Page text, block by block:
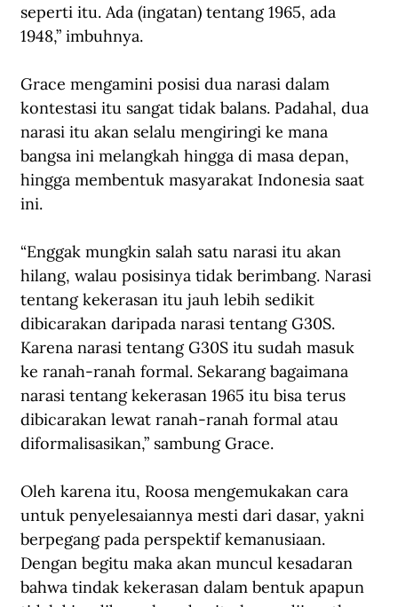
seperti itu. Ada (ingatan) tentang 1965, ada
1948,” imbuhnya.
Grace mengamini posisi dua narasi dalam
kontestasi itu sangat tidak balans. Padahal, dua
narasi itu akan selalu mengiringi ke mana
bangsa ini melangkah hingga di masa depan,
hingga membentuk masyarakat Indonesia saat
ini.
“Enggak mungkin salah satu narasi itu akan
hilang, walau posisinya tidak berimbang. Narasi
tentang kekerasan itu jauh lebih sedikit
dibicarakan daripada narasi tentang G30S.
Karena narasi tentang G30S itu sudah masuk
ke ranah-ranah formal. Sekarang bagaimana
narasi tentang kekerasan 1965 itu bisa terus
dibicarakan lewat ranah-ranah formal atau
diformalisasikan,” sambung Grace.
Oleh karena itu, Roosa mengemukakan cara
untuk penyelesaiannya mesti dari dasar, yakni
berpegang pada perspektif kemanusiaan.
Dengan begitu maka akan muncul kesadaran
bahwa tindak kekerasan dalam bentuk apapun